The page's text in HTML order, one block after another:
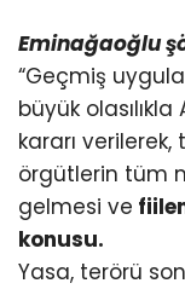
Eminağaoğlu
“Geçmiş
büyük
kararı
örgütlerin tüm
gelmesi ve
konusu.
Yasa, terörü